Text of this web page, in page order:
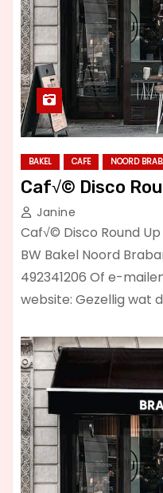
BAKEL CAFE NOORD
Caf√© Disco
Janine
Caf√© Disco Round
BW Bakel Noord
492341206 Of e-
website: Gezellig wat